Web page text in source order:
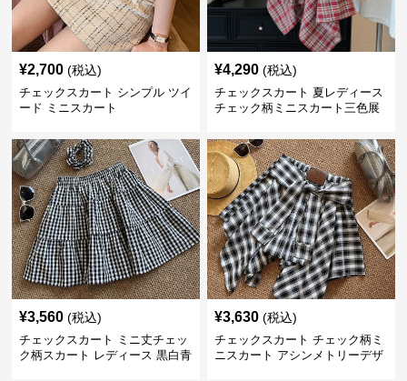
¥2,700 (税込)
チェックスカート シンプル ツイ
ード ミニスカート
¥4,290 (税込)
チェックスカート 夏レディース
チェック柄ミニスカート三色展
¥3,560 (税込)
チェックスカート ミニ丈チェッ
ク柄スカート レディース 黒白青
¥3,630 (税込)
チェックスカート チェック柄ミ
ニスカート アシンメトリーデザ